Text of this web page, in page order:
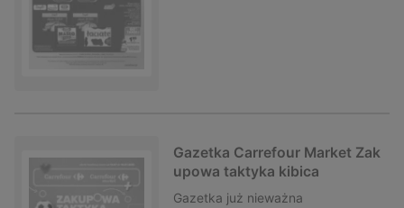
Gazetka Carrefour Market Zak
upowa taktyka kibica
Gazetka już nieważna